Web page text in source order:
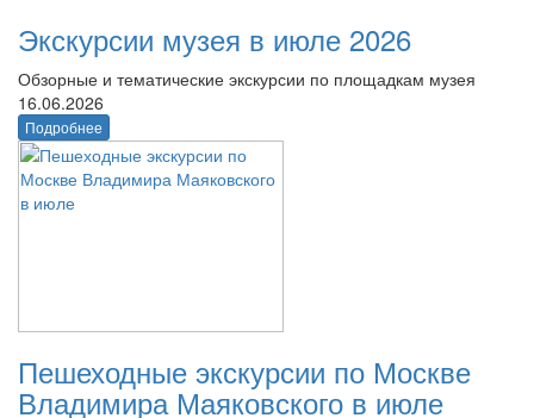
Экскурсии музея в июле 2026
Обзорные и тематические экскурсии по площадкам музея
16.06.2026
Подробнее
Пешеходные экскурсии по Москве
Владимира Маяковского в июле